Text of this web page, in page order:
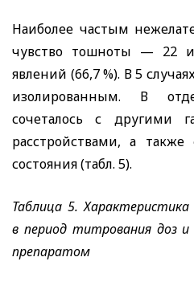
Наиболее частым
чувство тошноты — 22
явлений (66,7 %). В 5
изолированным. В
сочеталось с другими
расстройствами, а
состояния (табл. 5).
Таблица 5.
в период титрования доз и
препаратом